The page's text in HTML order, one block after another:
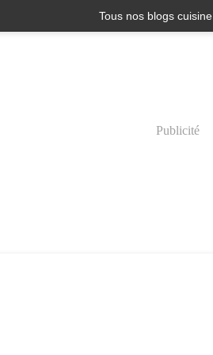
Tous nos blogs cuisine
Publicité